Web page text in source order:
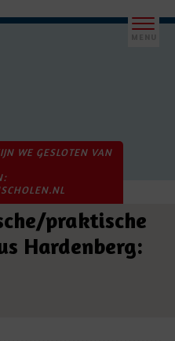
WE GESLOTEN VAN
praktische
Hardenberg: